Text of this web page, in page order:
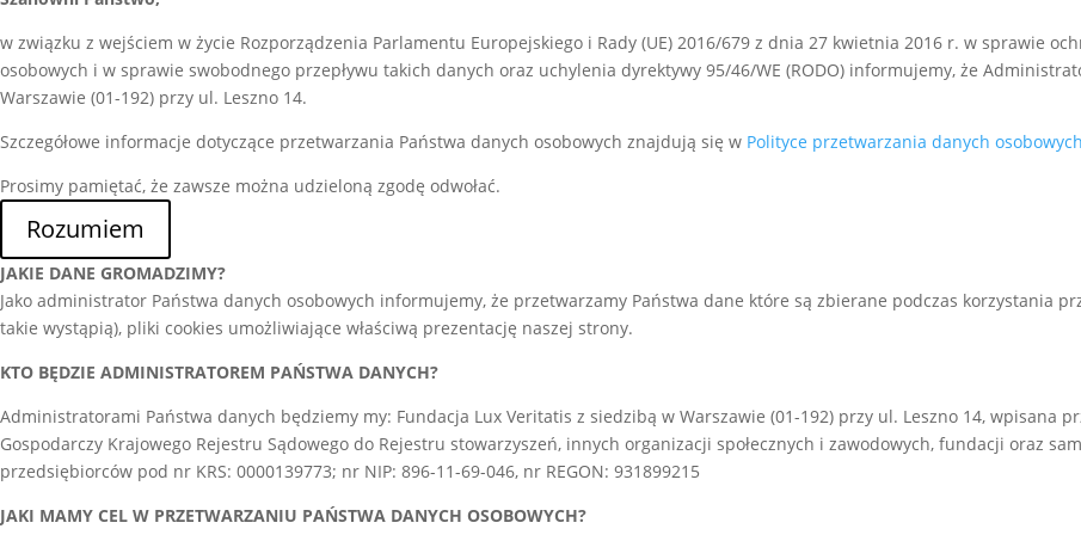
w związku z wejściem w życie Rozporządzenia Parlamentu Europejskiego i Rady (UE) 2016/679 z dnia 27 kwietnia 2016 r. w sprawie
osobowych i w sprawie swobodnego przepływu takich danych oraz uchylenia dyrektywy 95/46/WE (RODO) informujemy, że
Warszawie (01-192) przy ul. Leszno 14.
Szczegółowe informacje dotyczące przetwarzania Państwa danych osobowych znajdują się w Polityce przetwarzania danych osobowych
Prosimy pamiętać, że zawsze można udzieloną zgodę odwołać.
Rozumiem
JAKIE DANE GROMADZIMY?
Jako administrator Państwa danych osobowych informujemy, że przetwarzamy Państwa dane które są zbierane podczas korzystania
takie wystąpią), pliki cookies umożliwiające właściwą prezentację naszej strony.
KTO BĘDZIE ADMINISTRATOREM PAŃSTWA DANYCH?
Administratorami Państwa danych będziemy my: Fundacja Lux Veritatis z siedzibą w Warszawie (01-192) przy ul. Leszno 14, wpisana
Gospodarczy Krajowego Rejestru Sądowego do Rejestru stowarzyszeń, innych organizacji społecznych i zawodowych, fundacji oraz
przedsiębiorców pod nr KRS: 0000139773; nr NIP: 896-11-69-046, nr REGON: 931899215
JAKI MAMY CEL W PRZETWARZANIU PAŃSTWA DANYCH OSOBOWYCH?